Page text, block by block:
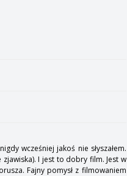
wcześniej jakoś nie słyszałem.
I jest to dobry film. Jest w
Fajny pomysł z filmowaniem